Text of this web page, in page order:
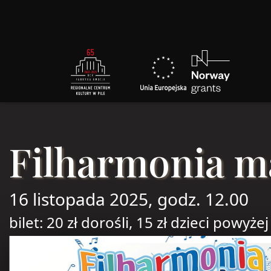
Filharmonia
16 listopada 2025, godz. 12.00
bilet: 20 zł dorośli, 15 zł dzieci